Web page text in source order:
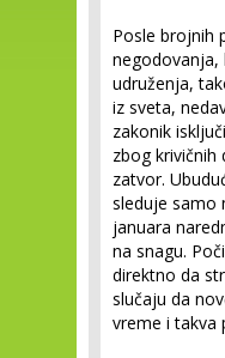
Posle brojnih
negodovanja,
udruženja,
iz sveta,
zakonik
zbog krivičnih
zatvor.
sleduje samo
januara
na snagu.
direktno da
slučaju da
vreme i takva